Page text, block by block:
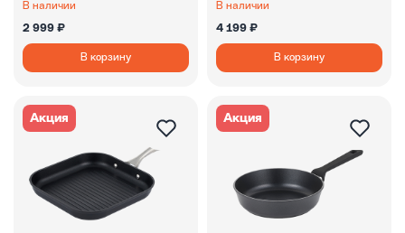
В наличии
2 999 ₽
В корзину
В наличии
4 199 ₽
В корзину
Акция Акция